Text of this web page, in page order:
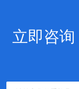
立即咨